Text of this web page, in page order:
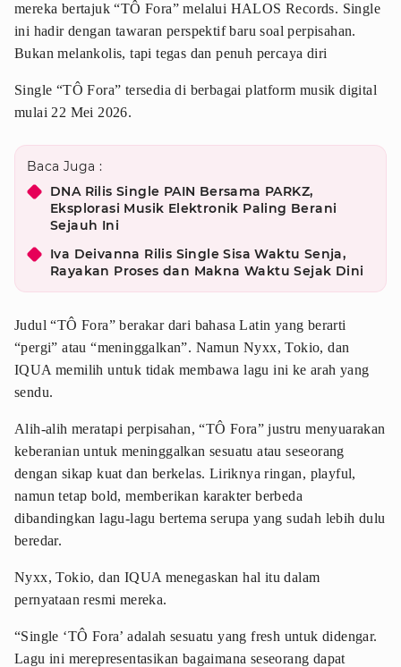
mereka bertajuk “TÔ Fora” melalui HALOS Records. Single
ini hadir dengan tawaran perspektif baru soal perpisahan.
Bukan melankolis, tapi tegas dan penuh percaya diri
Single “TÔ Fora” tersedia di berbagai platform musik digital
mulai 22 Mei 2026.
Baca Juga :
DNA Rilis Single PAIN Bersama PARKZ,
Eksplorasi Musik Elektronik Paling Berani
Sejauh Ini
Iva Deivanna Rilis Single Sisa Waktu Senja,
Rayakan Proses dan Makna Waktu Sejak Dini
Judul “TÔ Fora” berakar dari bahasa Latin yang berarti
“pergi” atau “meninggalkan”. Namun Nyxx, Tokio, dan
IQUA memilih untuk tidak membawa lagu ini ke arah yang
sendu.
Alih-alih meratapi perpisahan, “TÔ Fora” justru menyuarakan
keberanian untuk meninggalkan sesuatu atau seseorang
dengan sikap kuat dan berkelas. Liriknya ringan, playful,
namun tetap bold, memberikan karakter berbeda
dibandingkan lagu-lagu bertema serupa yang sudah lebih dulu
beredar.
Nyxx, Tokio, dan IQUA menegaskan hal itu dalam
pernyataan resmi mereka.
“Single ‘TÔ Fora’ adalah sesuatu yang fresh untuk didengar.
Lagu ini merepresentasikan bagaimana seseorang dapat